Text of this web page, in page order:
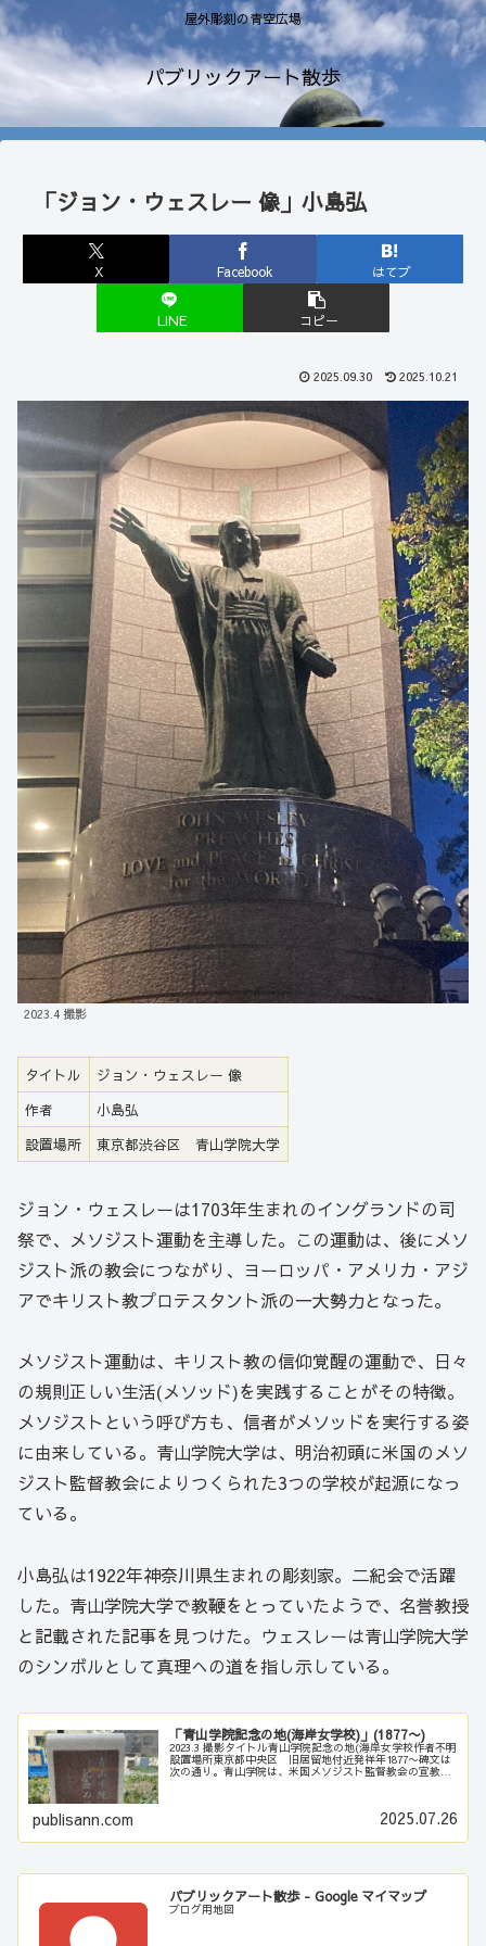
屋外彫刻の青空広場
パブリックアート散歩
「ジョン・ウェスレー 像」小島弘
X Facebook はてブ
LINE コピー
2025.09.30 2025.10.21
2023.4 撮影
タイトル
ジョン・ウェスレー 像
作者
小島弘
設置場所
東京都渋谷区 青山学院大学
ジョン・ウェスレーは1703年生まれのイングランドの司
祭で、メソジスト運動を主導した。この運動は、後にメソ
ジスト派の教会につながり、ヨーロッパ・アメリカ・アジ
アでキリスト教プロテスタント派の一大勢力となった。
メソジスト運動は、キリスト教の信仰覚醒の運動で、日々
の規則正しい生活(メソッド)を実践することがその特徴。
メソジストという呼び方も、信者がメソッドを実行する姿
に由来している。青山学院大学は、明治初頭に米国のメソ
ジスト監督教会によりつくられた3つの学校が起源になっ
ている。
小島弘は1922年神奈川県生まれの彫刻家。二紀会で活躍
した。青山学院大学で教鞭をとっていたようで、名誉教授
と記載された記事を見つけた。ウェスレーは青山学院大学
のシンボルとして真理への道を指し示している。
「青山学院記念の地(海岸女学校)」(1877〜)
2023.3 撮影タイトル青山学院記念の地(海岸女学校作者不明
設置場所東京都中央区 旧居留地付近発祥年1877〜碑文は
次の通り。青山学院は、米国メソジスト監督教会の宣教師
publisann.com 2025.07.26
パブリックアート散歩 - Google マイマップ
ブログ用地図